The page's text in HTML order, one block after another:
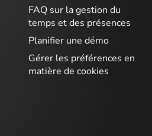
FAQ sur la gestion du
temps et des présences
Planifier une démo
Gérer les préférences en
matière de cookies